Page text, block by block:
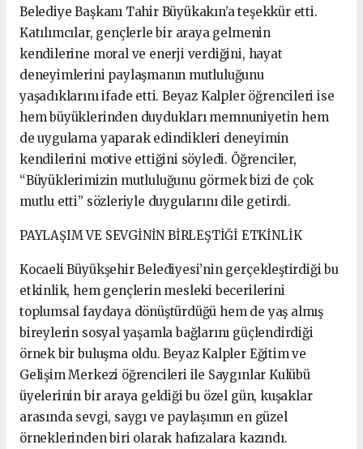
Belediye Başkanı Tahir Büyükakın’a teşekkür etti.
Katılımcılar, gençlerle bir araya gelmenin
kendilerine moral ve enerji verdiğini, hayat
deneyimlerini paylaşmanın mutluluğunu
yaşadıklarını ifade etti. Beyaz Kalpler öğrencileri ise
hem büyüklerinden duydukları memnuniyetin hem
de uygulama yaparak edindikleri deneyimin
kendilerini motive ettiğini söyledi. Öğrenciler,
“Büyüklerimizin mutluluğunu görmek bizi de çok
mutlu etti” sözleriyle duygularını dile getirdi.
PAYLAŞIM VE SEVGİNİN BİRLEŞTİĞİ ETKİNLİK
Kocaeli Büyükşehir Belediyesi’nin gerçekleştirdiği bu
etkinlik, hem gençlerin mesleki becerilerini
toplumsal faydaya dönüştürdüğü hem de yaş almış
bireylerin sosyal yaşamla bağlarını güçlendirdiği
örnek bir buluşma oldu. Beyaz Kalpler Eğitim ve
Gelişim Merkezi öğrencileri ile Saygınlar Kulübü
üyelerinin bir araya geldiği bu özel gün, kuşaklar
arasında sevgi, saygı ve paylaşımın en güzel
örneklerinden biri olarak hafızalara kazındı.